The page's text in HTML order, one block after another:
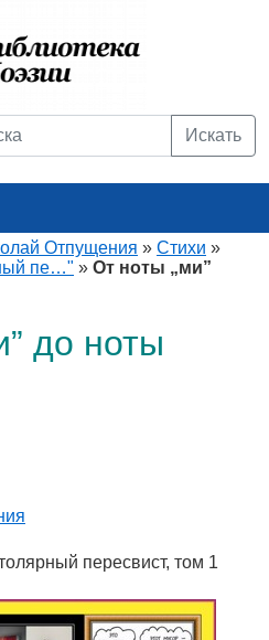
Искать
Отпущения » Стихи »
пе…" » От ноты „ми”
до ноты
пересвист, том 1